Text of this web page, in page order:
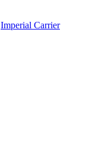
Imperial Carrier